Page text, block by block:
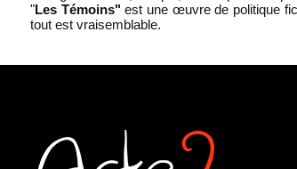
"Les Témoins" est une œuvre de politique
tout est vraisemblable.